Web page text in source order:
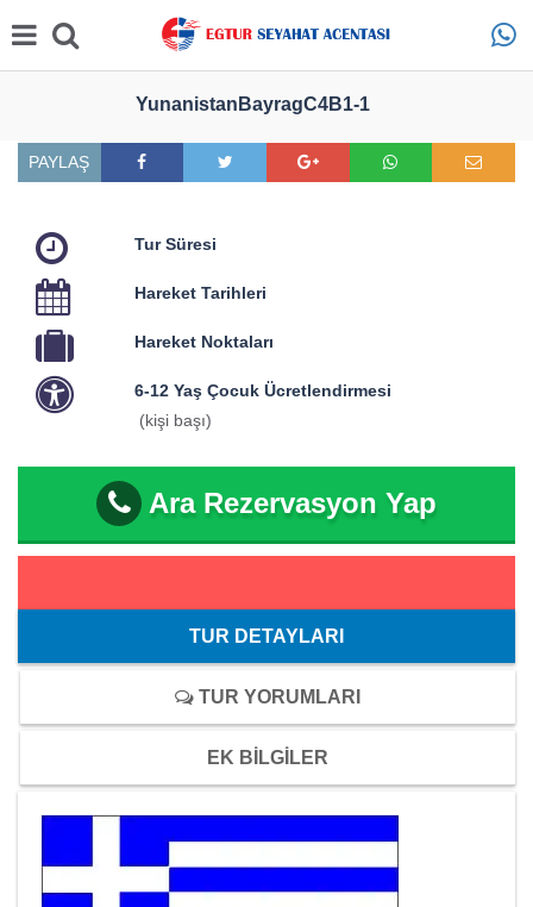
YunanistanBayragC4B1-1
PAYLAŞ
Tur Süresi
Hareket Tarihleri
Hareket Noktaları
6-12 Yaş Çocuk Ücretlendirmesi
(kişi başı)
Ara Rezervasyon Yap
TUR DETAYLARI
TUR YORUMLARI
EK BİLGİLER